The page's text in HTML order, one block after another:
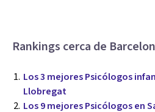
Rankings cerca de
Los 3 mejores Psicólogos
Llobregat
Los 9 mejores Psicólogos en